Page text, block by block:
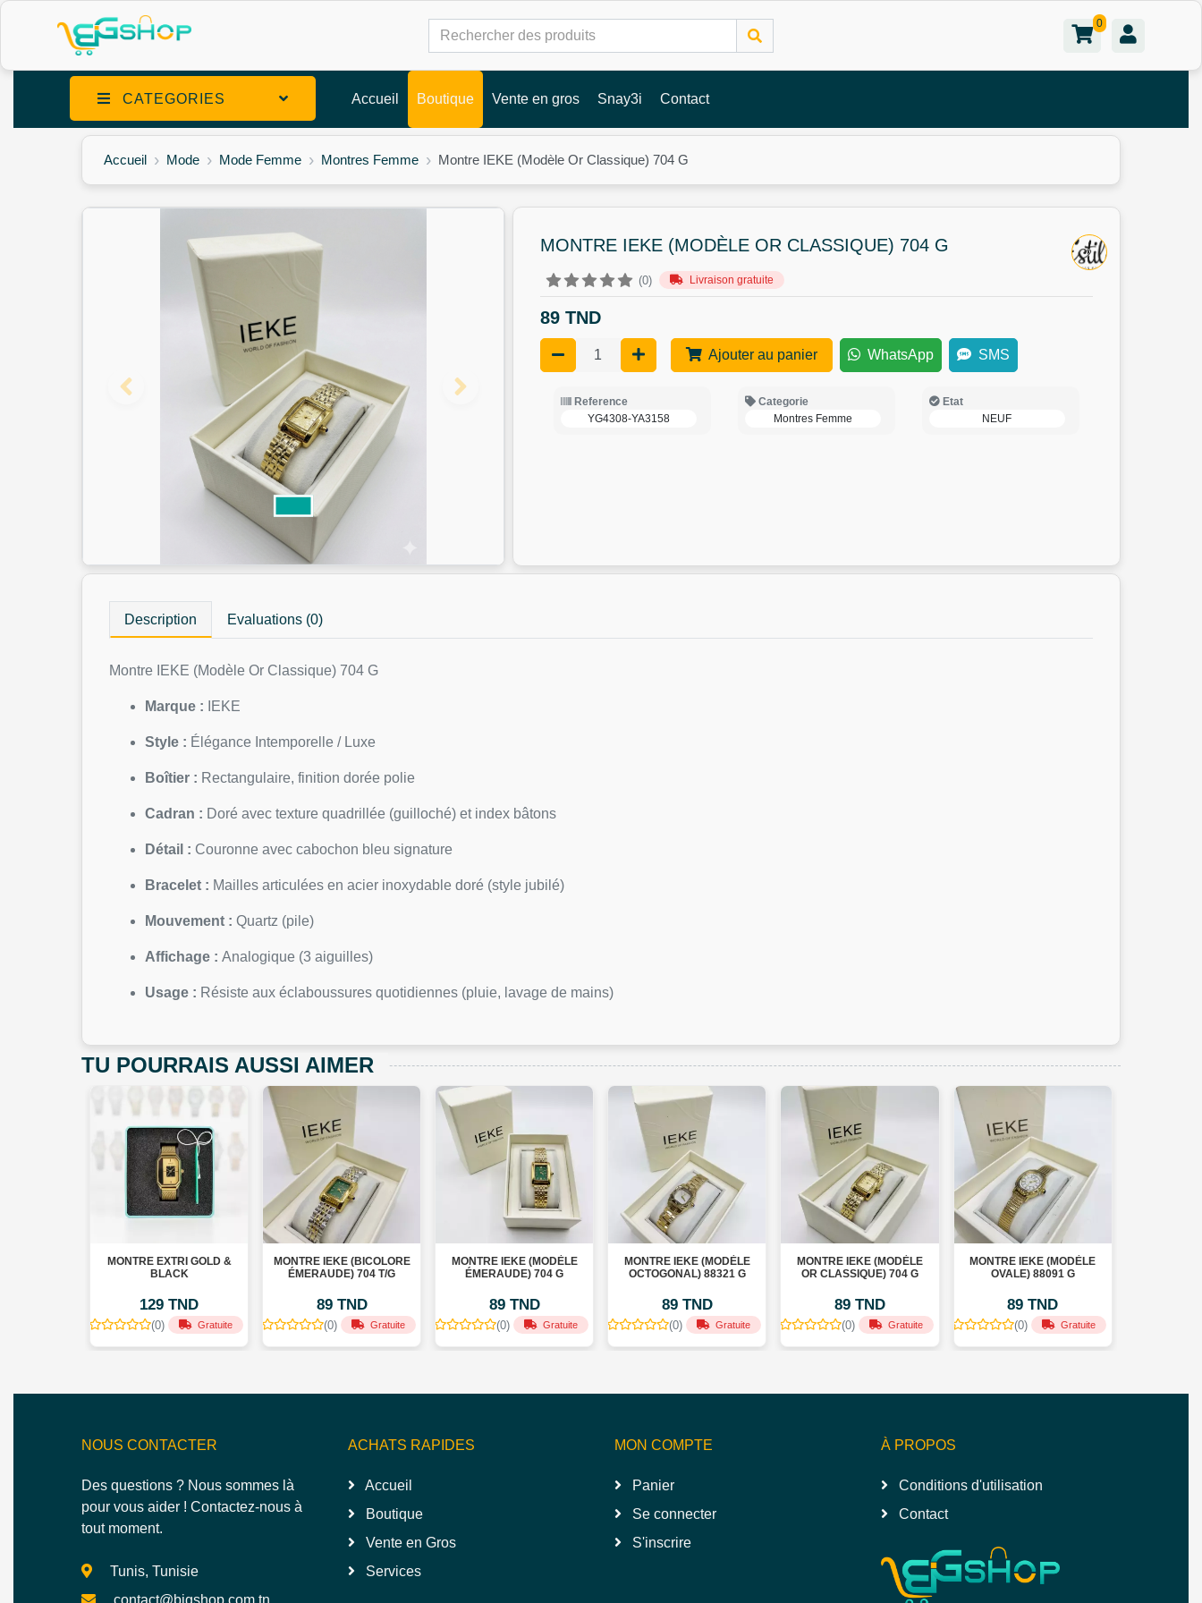
0
CATEGORIES Accueil Boutique Vente en gros Snay3i Contact
Accueil Mode Mode Femme Montres Femme Montre IEKE (Modèle Or Classique) 704 G
MONTRE IEKE (MODÈLE OR CLASSIQUE) 704 G
(0) Livraison gratuite
89 TND
Ajouter au panier WhatsApp SMS
Reference
YG4308-YA3158
Categorie
Montres Femme
Etat
NEUF
Description Evaluations (0)
Montre IEKE (Modèle Or Classique) 704 G
Marque : IEKE
Style : Élégance Intemporelle / Luxe
Boîtier : Rectangulaire, finition dorée polie
Cadran : Doré avec texture quadrillée (guilloché) et index bâtons
Détail : Couronne avec cabochon bleu signature
Bracelet : Mailles articulées en acier inoxydable doré (style jubilé)
Mouvement : Quartz (pile)
Affichage : Analogique (3 aiguilles)
Usage : Résiste aux éclaboussures quotidiennes (pluie, lavage de mains)
TU POURRAIS AUSSI AIMER
MONTRE EXTRI GOLD &
(0) Gratuite
MONTRE IEKE (BICOLORE
ÉMERAUDE) 704 T/G
(0) Gratuite
MONTRE IEKE (MODÈLE
ÉMERAUDE) 704 G
(0) Gratuite
MONTRE IEKE (MODÈLE
OCTOGONAL) 88321 G
(0) Gratuite
MONTRE IEKE (MODÈLE
OR CLASSIQUE) 704 G
(0) Gratuite
MONTRE IEKE (MODÈLE
OVALE) 88091 G
(0) Gratuite
MONTRE IEKE
NOUS CONTACTER
Des questions ? Nous sommes là
pour vous aider ! Contactez-nous à
tout moment.
Tunis, Tunisie
ACHATS RAPIDES
Accueil
Boutique
Vente en Gros
Services
MON COMPTE
Panier
Se connecter
S'inscrire
À PROPOS
Conditions d'utilisation
Contact